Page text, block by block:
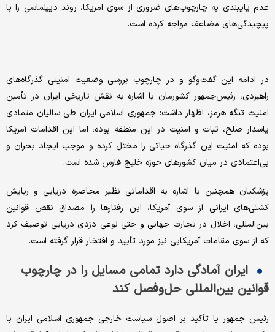
عدم پایبندی به چارچوب‌های ضروری از سوی امریکا، روند دیپلماسی را با
پیچیدگی‌های مضاعف مواجه کرده است.
در ادامه این گفت‌وگو و در چارچوب بررسی وضعیت امنیتی گذرگاه‌های
راهبردی، رئیس‌جمهور کشورمان با اشاره به نقش تاریخی ایران در تأمین
امنیت تنگه هرمز، اظهار داشت: جمهوری اسلامی ایران طی سالیان متمادی
پاسدار صلح، ثبات و امنیت در این منطقه بوده، اما این اقدامات آمریکا
بوده که امنیت این گذرگاه حیاتی را مختل کرده و موجب ایجاد بحران و
بی‌اعتمادی در میان کشورهای حوزه خلیج فارس شده است.
پزشکیان همچنین با اشاره به اقداماتی نظیر محاصره دریایی و ربایش
کشتی‌های ایرانی از سوی آمریکا، این رفتارها را مصداق نقض قوانین
بین‌المللی، اخلال در تجارت جهانی و حتی نوعی دزدی دریایی توصیف کرد
که از سوی مقامات آمریکایی نیز مورد تأیید و افتخار قرار گرفته است.
ایران آمادگی دارد تمامی مسایل را در چارچوب
قوانین بین‌المللی حل‌وفصل کند
رئیس جمهور با تأکید بر اصول سیاست خارجی جمهوری اسلامی ایران با